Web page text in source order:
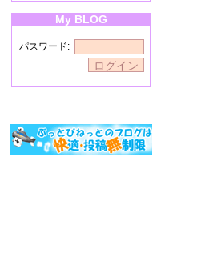
My BLOG
パスワード: